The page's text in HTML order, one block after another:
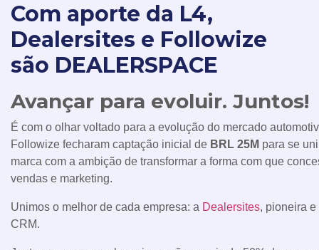
Com aporte da L4,
Dealersites e Followize
são DEALERSPACE
Avançar para evoluir. Juntos!
É com o olhar voltado para a evolução do mercado
Followize fecharam captação inicial de BRL 25M para se
marca com a ambição de transformar a forma com que
vendas e marketing.
Unimos o melhor de cada empresa: a Dealersites, pioneira
CRM.